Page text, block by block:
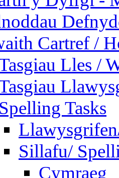
Cartref /
Lles /
Spelling Tasks
Sillafu/
Cymraeg